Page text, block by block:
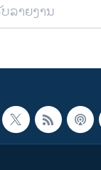
ລາຍງານ